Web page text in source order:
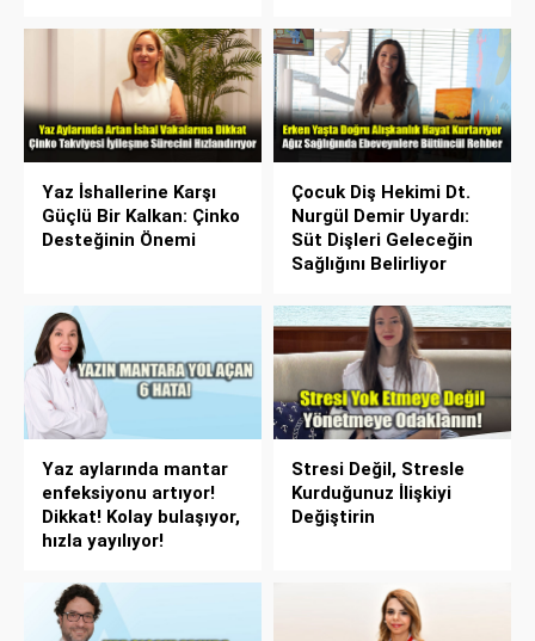
Yaz İshallerine Karşı
Güçlü Bir Kalkan: Çinko
Desteğinin Önemi
Çocuk Diş Hekimi Dt.
Nurgül Demir Uyardı:
Süt Dişleri Geleceğin
Sağlığını Belirliyor
Yaz aylarında mantar
enfeksiyonu artıyor!
Dikkat! Kolay bulaşıyor,
hızla yayılıyor!
Stresi Değil, Stresle
Kurduğunuz İlişkiyi
Değiştirin